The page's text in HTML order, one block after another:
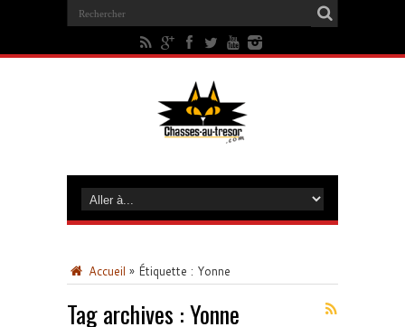
Accueil » Étiquette : Yonne
Tag archives :Yonne